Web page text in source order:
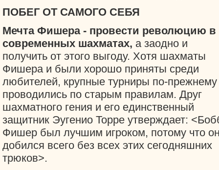
ПОБЕГ ОТ САМОГО СЕБЯ
Мечта Фишера - провести революцию в
современных шахматах, а заодно и
получить от этого выгоду. Хотя шахматы
Фишера и были хорошо приняты среди
любителей, крупные турниры по-прежнему
проводились по старым правилам. Друг
шахматного гения и его единственный
защитник Эугенио Торре утверждает:
Фишер был лучшим игроком, потому что
добился всего без всех этих сегодняшних
трюков>.